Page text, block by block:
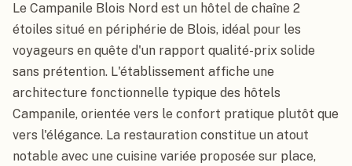
Le Campanile Blois Nord est un hôtel de chaîne 2
étoiles situé en périphérie de Blois, idéal pour les
voyageurs en quête d'un rapport qualité-prix solide
sans prétention. L'établissement affiche une
architecture fonctionnelle typique des hôtels
Campanile, orientée vers le confort pratique plutôt que
vers l'élégance. La restauration constitue un atout
notable avec une cuisine variée proposée sur place,